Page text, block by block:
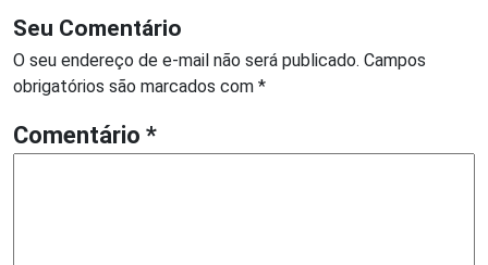
Seu Comentário
O seu endereço de e-mail não será publicado. Campos
obrigatórios são marcados com *
Comentário *